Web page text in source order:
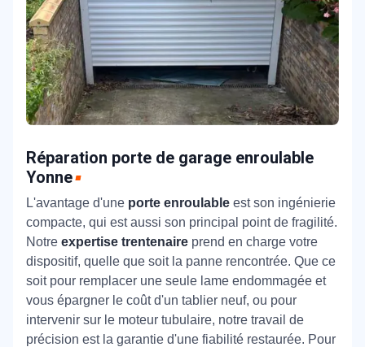
Réparation porte de garage enroulable
Yonne
L'avantage d'une porte enroulable est son ingénierie
compacte, qui est aussi son principal point de fragilité.
Notre expertise trentenaire prend en charge votre
dispositif, quelle que soit la panne rencontrée. Que ce
soit pour remplacer une seule lame endommagée et
vous épargner le coût d'un tablier neuf, ou pour
intervenir sur le moteur tubulaire, notre travail de
précision est la garantie d'une fiabilité restaurée. Pour